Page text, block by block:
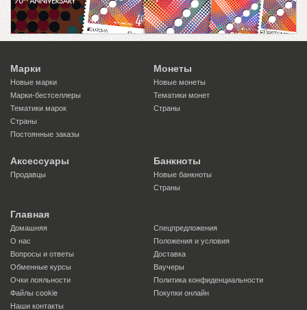
Марки
Новые марки
Марки-бестселлеры
Тематики марок
Страны
Постоянные заказы
Монеты
Новые монеты
Тематики монет
Страны
Аксессуары
Продавцы
Банкноты
Новые банкноты
Страны
Главная
Домашняя
Спецпредложения
О нас
Положения и условия
Вопросы и ответы
Доставка
Обменные курсы
Ваучеры
Очки лояльности
Политика конфиденциальности
Файлы сookie
Покупки онлайн
Наши контакты